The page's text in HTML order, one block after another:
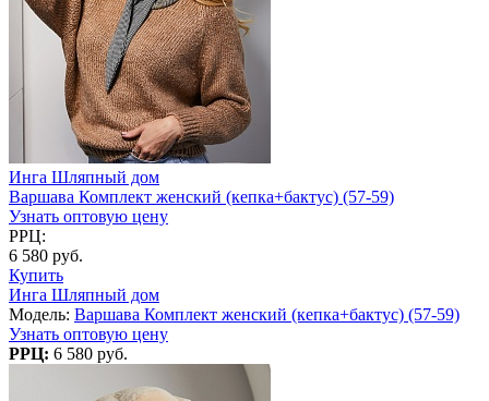
Инга Шляпный дом
Варшава Комплект женский (кепка+бактус) (57-59)
Узнать оптовую цену
РРЦ:
6 580 руб.
Купить
Инга Шляпный дом
Модель: Варшава Комплект женский (кепка+бактус) (57-59)
Узнать оптовую цену
РРЦ: 6 580 руб.